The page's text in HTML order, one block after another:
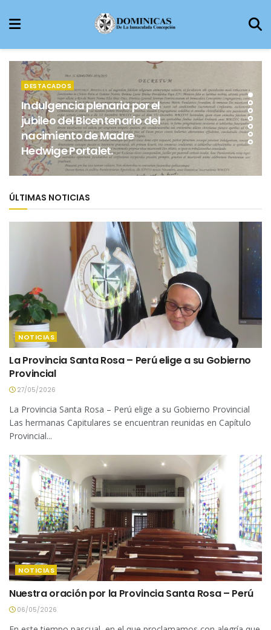
DESTACADOS
Indulgencia plenaria por el
jubileo del Bicentenario del
nacimiento de Madre
Hedwige Portalet.
ÚLTIMAS NOTICIAS
NOTICIAS
La Provincia Santa Rosa – Perú elige a su Gobierno
Provincial
27/05/2026
La Provincia Santa Rosa – Perú elige a su Gobierno Provincial
Las hermanas Capitulares se encuentran reunidas en Capítulo
Provincial...
NOTICIAS
Nuestra oración por la Provincia Santa Rosa – Perú
06/05/2026